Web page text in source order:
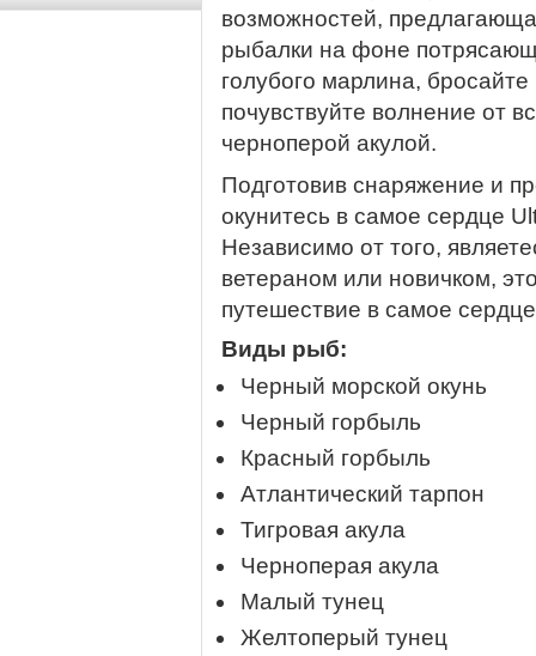
возможностей,
рыбалки на фоне
голубого марлина,
почувствуйте волнение от
черноперой акулой.
Подготовив снаряжение и
окунитесь в самое сердце
Независимо от того,
ветераном или новичком,
путешествие в самое
Виды рыб:
Черный морской окунь
Черный горбыль
Красный горбыль
Атлантический тарпон
Тигровая акула
Черноперая акула
Малый тунец
Желтоперый тунец